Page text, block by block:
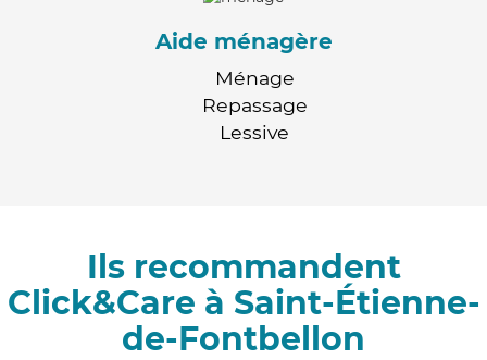
Aide ménagère
Ménage
Repassage
Lessive
Ils recommandent
Click&Care à Saint-Étienne-
de-Fontbellon